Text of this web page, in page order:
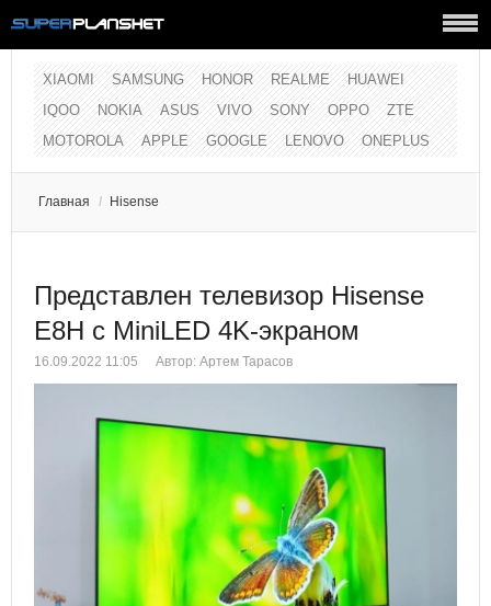
XIAOMI SAMSUNG HONOR REALME
HUAWEI
IQOO
NOKIA ASUS VIVO SONY OPPO
ZTE
MOTOROLA
APPLE GOOGLE LENOVO ONEPLUS
Главная / Hisense
Представлен телевизор Hisense
E8H c MiniLED 4K-экраном
16.09.2022 11:05 Автор: Артем Тарасов